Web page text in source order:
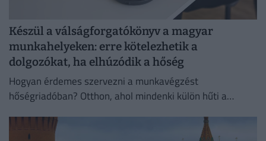
Készül a válságforgatókönyv a magyar
munkahelyeken: erre kötelezhetik a
dolgozókat, ha elhúzódik a hőség
Hogyan érdemes szervezni a munkavégzést
hőségriadóban? Otthon, ahol mindenki külön hűti a
irodaházban, ahol a hűtés központilag működik.